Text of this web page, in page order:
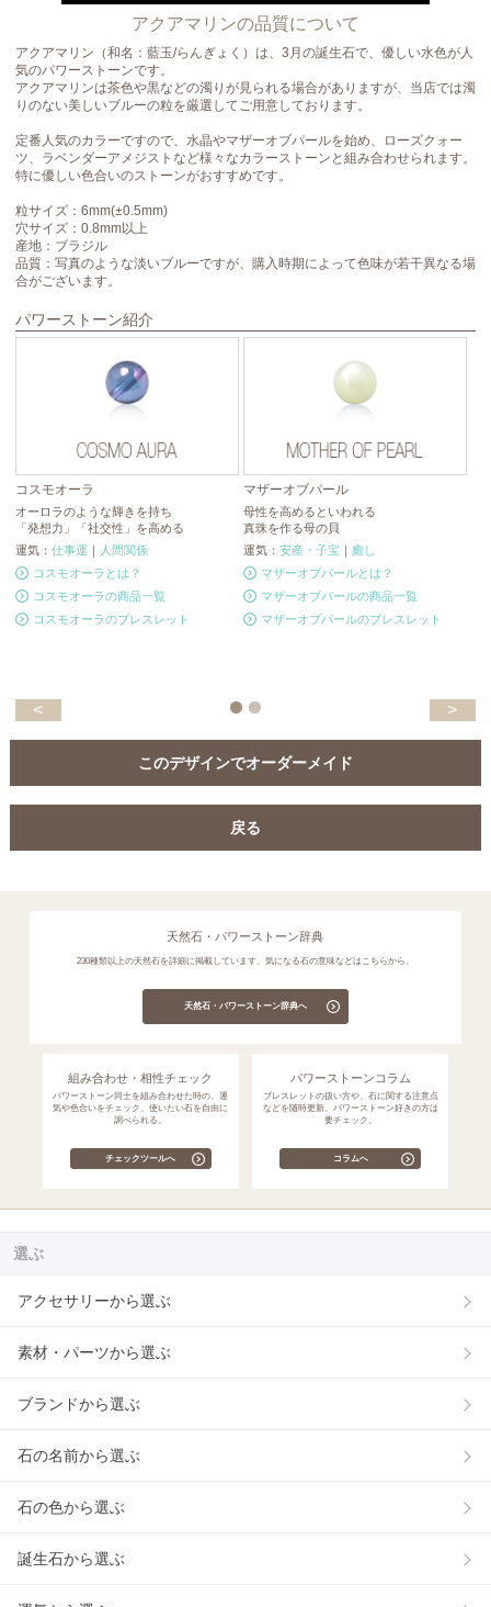
アクアマリンの品質について
アクアマリン（和名：藍玉/らんぎょく）は、3月の誕生石で、優しい水色が人
気のパワーストーンです。
アクアマリンは茶色や黒などの濁りが見られる場合がありますが、当店では濁
りのない美しいブルーの粒を厳選してご用意しております。
定番人気のカラーですので、水晶やマザーオブパールを始め、ローズクォー
ツ、ラベンダーアメジストなど様々なカラーストーンと組み合わせられます。
特に優しい色合いのストーンがおすすめです。
粒サイズ：6mm(±0.5mm)
穴サイズ：0.8mm以上
産地：ブラジル
品質：写真のような淡いブルーですが、購入時期によって色味が若干異なる場
合がございます。
パワーストーン紹介
コスモオーラ
オーロラのような輝きを持ち
「発想力」「社交性」を高める
運気： 仕事運 ｜
人間関係
コスモオーラとは？
コスモオーラの商品一覧
コスモオーラのブレスレット
マザーオブパール
母性を高めるといわれる
真珠を作る母の貝
運気：安産・子宝 ｜癒し
マザーオブパールとは？
マザーオブパールの商品一覧
マザーオブパールのブレスレット
< >
このデザインでオーダーメイド
戻る
天然石・パワーストーン辞典
230種類以上の天然石を詳細に掲載しています。気になる石の意味などはこちらから。
天然石・パワーストーン辞典へ
組み合わせ・相性チェック
パワーストーン同士を組み合わせた時の、運
気や色合いをチェック。使いたい石を自由に
調べられる。
チェックツールへ
パワーストーンコラム
ブレスレットの扱い方や、石に関する注意点
などを随時更新。パワーストーン好きの方は
要チェック。
コラムへ
選ぶ
アクセサリーから選ぶ
素材・パーツから選ぶ
ブランドから選ぶ
石の名前から選ぶ
石の色から選ぶ
誕生石から選ぶ